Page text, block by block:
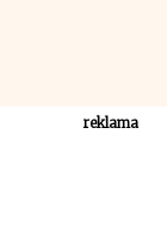
reklama